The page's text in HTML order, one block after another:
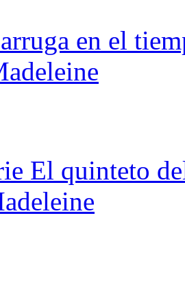
en el
El quinteto